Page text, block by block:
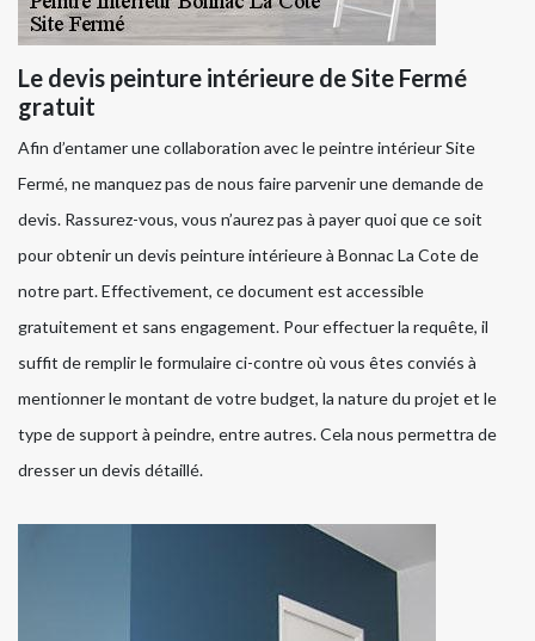
Le devis peinture intérieure de Site Fermé
gratuit
Afin d’entamer une collaboration avec le peintre intérieur Site
Fermé, ne manquez pas de nous faire parvenir une demande de
devis. Rassurez-vous, vous n’aurez pas à payer quoi que ce soit
pour obtenir un devis peinture intérieure à Bonnac La Cote de
notre part. Effectivement, ce document est accessible
gratuitement et sans engagement. Pour effectuer la requête, il
suffit de remplir le formulaire ci-contre où vous êtes conviés à
mentionner le montant de votre budget, la nature du projet et le
type de support à peindre, entre autres. Cela nous permettra de
dresser un devis détaillé.